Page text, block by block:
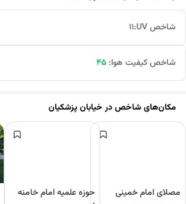
شاخص UV: 11
شاخص کیفیت هوا: 45
مکان‌های شاخص درخیابان پزشکیان
مصلای امام خمینی
حوزه علمیه امام خامنه